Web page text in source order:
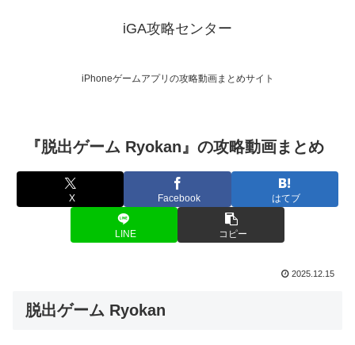
iGA攻略センター
iPhoneゲームアプリの攻略動画まとめサイト
『脱出ゲーム Ryokan』の攻略動画まとめ
X Facebook はてブ
LINE コピー
2025.12.15
脱出ゲーム Ryokan